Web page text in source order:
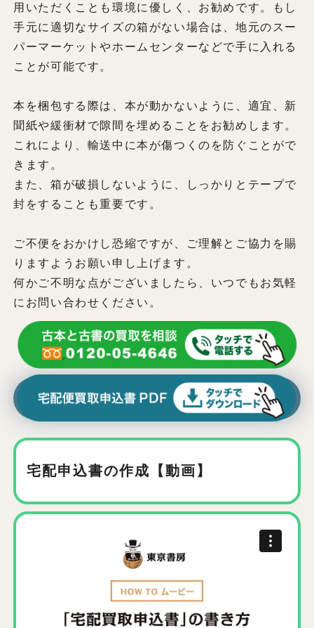
用いただくことも環境に優しく、お勧めです。もし
手元に適切なサイズの箱がない場合は、地元のスー
パーマーケットやホームセンターなどで手に入れる
ことが可能です。
本を梱包する際は、本が動かないように、適宜、新
聞紙や緩衝材で隙間を埋めることをお勧めします。
これにより、輸送中に本が傷つくのを防ぐことがで
きます。
また、箱が破損しないように、しっかりとテープで
封をすることも重要です。
ご不便をおかけし恐縮ですが、ご理解とご協力を賜
りますようお願い申し上げます。
何かご不明な点がございましたら、いつでもお気軽
にお問い合わせください。
宅配申込書の作成【動画】